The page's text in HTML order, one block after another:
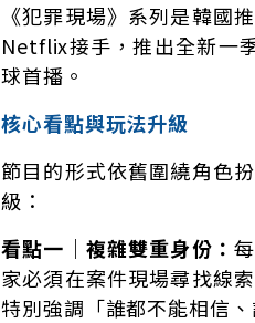
《犯罪現場》系列是韓國
Netflix接手，推出全新一
球首播。
核心看點與玩法升級
節目的形式依舊圍繞角色
級：
看點一｜複雜雙重身份：
家必須在案件現場尋找線
特別強調「誰都不能相信